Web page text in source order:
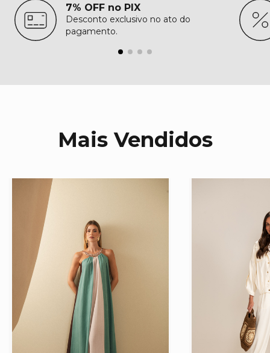
7% OFF no PIX
Desconto exclusivo no ato do
pagamento.
Mais Vendidos